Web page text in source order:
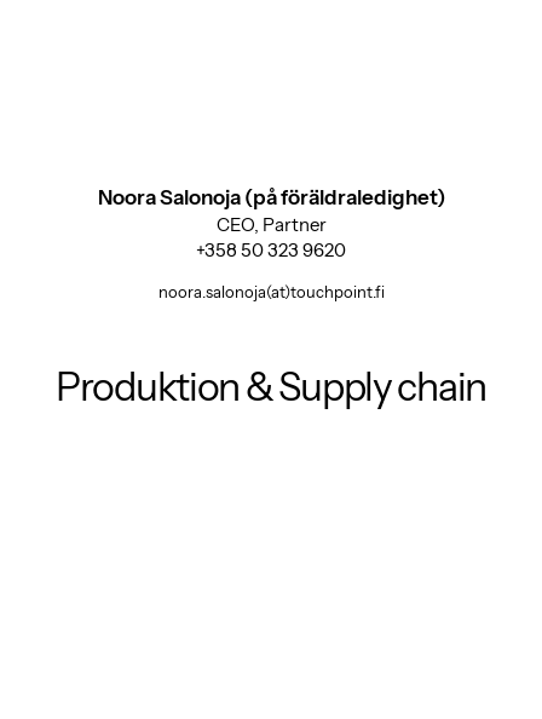
Noora Salonoja (på föräldraledighet)
CEO, Partner
+358 50 323 9620
noora.salonoja(at)touchpoint.fi
Produktion & Supply chain